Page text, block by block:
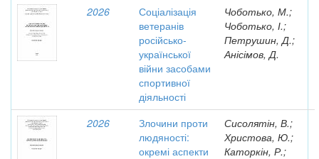
2026
Соціалізація
ветеранів
російсько-
української
війни засобами
спортивної
діяльності
Чоботько, М.;
Чоботько, І.;
Петрушин, Д.;
Анісімов, Д.
2026
Злочини проти
людяності:
окремі аспекти
Сисолятін, В.;
Христова, Ю.;
Каторкін, Р.;